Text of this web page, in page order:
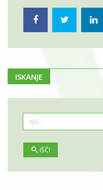
ISKANJE
IŠČI